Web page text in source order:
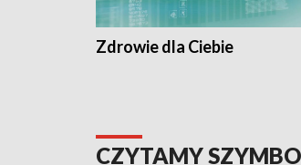
Zdrowie dla Ciebie
CZYTAMY